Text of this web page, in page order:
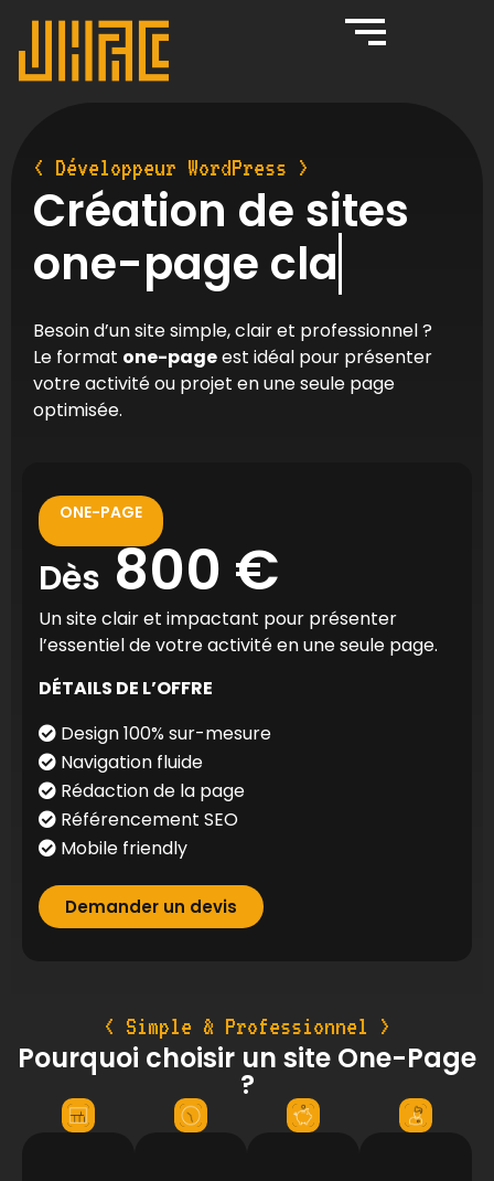
< Développeur WordPress >
Création de sites
one-page clair
Besoin d’un site simple, clair et professionnel ?
Le format one-pageest idéal pour présenter
votre activité ou projet en une seule page
optimisée.
ONE-PAGE
Dès800 €
Un site clair et impactant pour présenter
l’essentiel de votre activité en une seule page.
DÉTAILS DE L’OFFRE
Design 100% sur-mesure
Navigation fluide
Rédaction de la page
Référencement SEO
Mobile friendly
Demander un devis
< Simple & Professionnel >
Pourquoi choisir un site One-Page
?